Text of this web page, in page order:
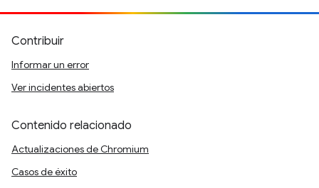
Contribuir
Informar un error
Ver incidentes abiertos
Contenido relacionado
Actualizaciones de Chromium
Casos de éxito